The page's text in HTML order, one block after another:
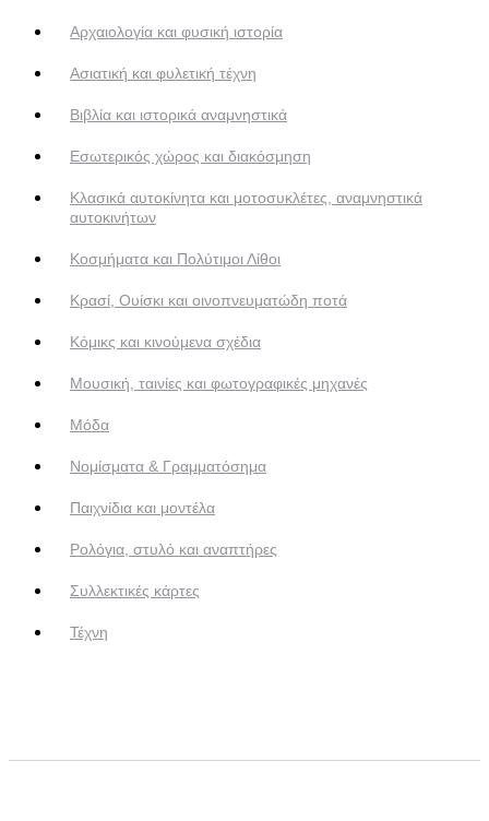
Αρχαιολογία και φυσική ιστορία
Ασιατική και φυλετική τέχνη
Βιβλία και ιστορικά αναμνηστικά
Εσωτερικός χώρος και διακόσμηση
Κλασικά αυτοκίνητα και μοτοσυκλέτες, αναμνηστικά
αυτοκινήτων
Κοσμήματα και Πολύτιμοι Λίθοι
Κρασί, Ουίσκι και οινοπνευματώδη ποτά
Κόμικς και κινούμενα σχέδια
Μουσική, ταινίες και φωτογραφικές μηχανές
Μόδα
Νομίσματα & Γραμματόσημα
Παιχνίδια και μοντέλα
Ρολόγια, στυλό και αναπτήρες
Συλλεκτικές κάρτες
Τέχνη